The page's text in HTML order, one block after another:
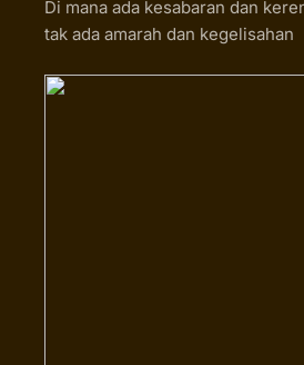
Di mana ada kesabaran dan
tak ada amarah dan kegelisahan